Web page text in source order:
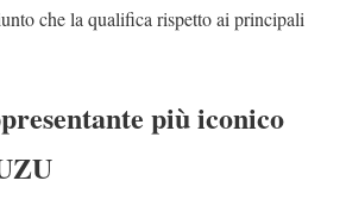
che la qualifica rispetto ai principali
più iconico